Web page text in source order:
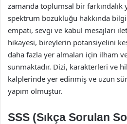
zamanda toplumsal bir farkındalık
spektrum bozukluğu hakkında
empati, sevgi ve kabul mesajları
hikayesi, bireylerin potansiyelini
daha fazla yer almaları için ilham
sunmaktadır. Dizi, karakterleri ve
kalplerinde yer edinmiş ve uzun
yapım olmuştur.
SSS (Sıkça Sorulan